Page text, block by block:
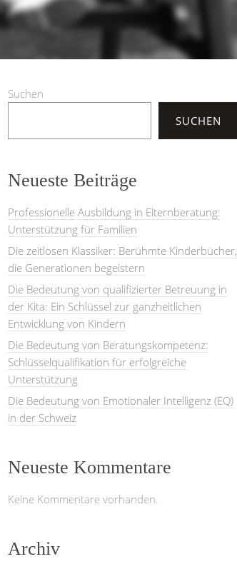
Suchen
SUCHEN
Neueste Beiträge
Professionelle Ausbildung in Elternberatung:
Unterstützung für Familien
Die zeitlosen Klassiker: Berühmte Kinderbücher,
die Generationen begeistern
Die Bedeutung von qualifizierter Betreuung in
der Kita: Ein Schlüssel zur ganzheitlichen
Entwicklung von Kindern
Die Bedeutung von Beratungskompetenz:
Schlüsselqualifikation für erfolgreiche
Unterstützung
Die Bedeutung von Emotionaler Intelligenz (EQ)
in der Schweiz
Neueste Kommentare
Keine Kommentare vorhanden.
Archiv